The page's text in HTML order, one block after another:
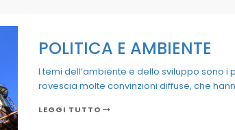
POLITICA E AMBIENTE
I temi dell’ambiente e dello sviluppo sono
rovescia molte convinzioni diffuse, che
LEGGI TUTTO